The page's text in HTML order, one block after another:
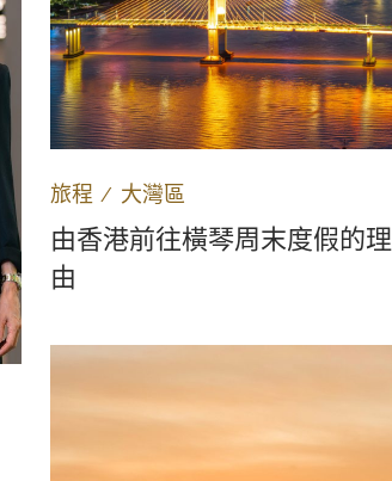
旅程 ∕ 大灣區
由香港前往橫琴周末度假的理
由